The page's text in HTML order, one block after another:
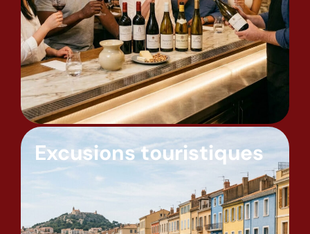
Excusions touristiques